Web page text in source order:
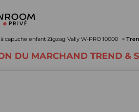
capuche enfant Zigzag Vally W-PRO 10000
DU MARCHAND TREND &